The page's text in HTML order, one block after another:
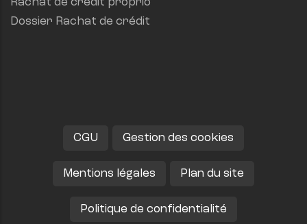
Rachat de crédit proprio
Dossier Rachat de crédit
CGU Gestion des cookies
Mentions légales Plan du site
Politique de confidentialité